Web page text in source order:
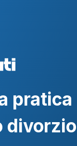
pratica
divorzio